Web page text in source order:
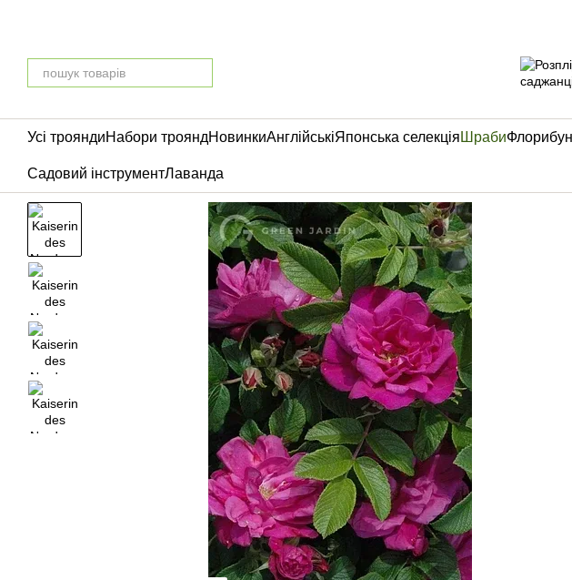
Усі трояндиНабори трояндНовинкиАнглійськіЯпонська селекція Шраби
Садовий інструментЛаванда